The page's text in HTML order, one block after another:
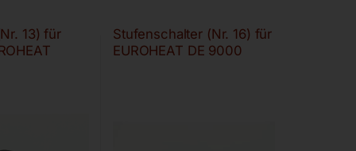
13) für
Stufenschalter (Nr. 16) für
EUROHEAT DE 9000